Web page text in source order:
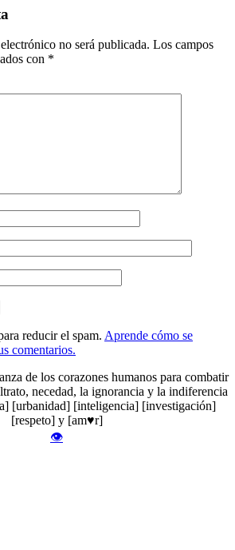
no será publicada. Los campos
con *
reducir el spam. Aprende cómo se
comentarios.
de los corazones humanos para combatir
necedad, la ignorancia y la indiferencia
[urbanidad] [inteligencia] [investigación]
[respeto] y [am♥r]
👁